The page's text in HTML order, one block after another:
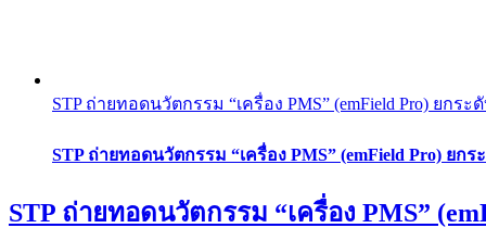
STP ถ่ายทอดนวัตกรรม “เครื่อง PMS” (emField Pro) ย
STP ถ่ายทอดนวัตกรรม “เครื่อง PMS” (emField Pro)
STP ถ่ายทอดนวัตกรรม “เครื่อง PMS”